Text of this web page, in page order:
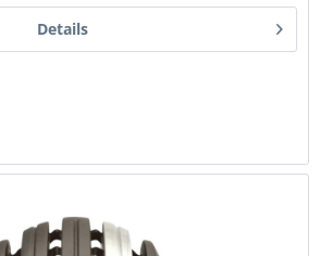
Details